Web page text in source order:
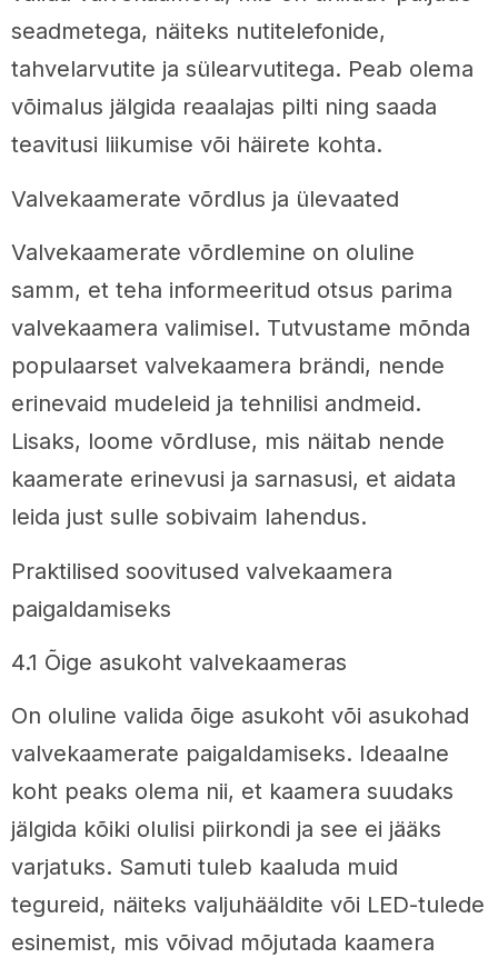
seadmetega, näiteks nutitelefonide,
tahvelarvutite ja sülearvutitega. Peab olema
võimalus jälgida reaalajas pilti ning saada
teavitusi liikumise või häirete kohta.
Valvekaamerate võrdlus ja ülevaated
Valvekaamerate võrdlemine on oluline
samm, et teha informeeritud otsus parima
valvekaamera valimisel. Tutvustame mõnda
populaarset valvekaamera brändi, nende
erinevaid mudeleid ja tehnilisi andmeid.
Lisaks, loome võrdluse, mis näitab nende
kaamerate erinevusi ja sarnasusi, et aidata
leida just sulle sobivaim lahendus.
Praktilised soovitused valvekaamera
paigaldamiseks
4.1 Õige asukoht valvekaameras
On oluline valida õige asukoht või asukohad
valvekaamerate paigaldamiseks. Ideaalne
koht peaks olema nii, et kaamera suudaks
jälgida kõiki olulisi piirkondi ja see ei jääks
varjatuks. Samuti tuleb kaaluda muid
tegureid, näiteks valjuhääldite või LED-tulede
esinemist, mis võivad mõjutada kaamera